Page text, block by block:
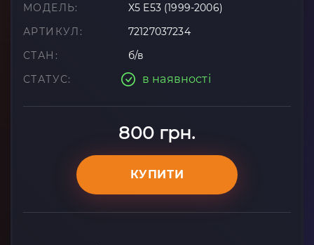
МОДЕЛЬ:
X5 E53 (1999-2006)
АРТИКУЛ:
72127037234
СТАН:
б/в
СТАТУС:
в наявності
800 грн.
КУПИТИ